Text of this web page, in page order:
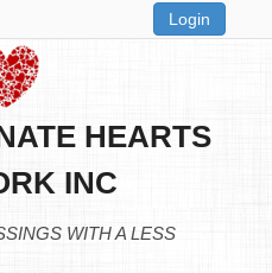
Login
HEARTS
INC
WITH A LESS